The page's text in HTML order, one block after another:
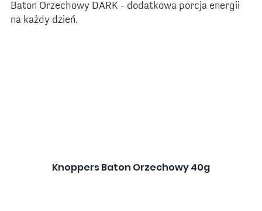
Baton Orzechowy DARK - dodatkowa porcja energii
na każdy dzień.
Knoppers Baton Orzechowy 40g